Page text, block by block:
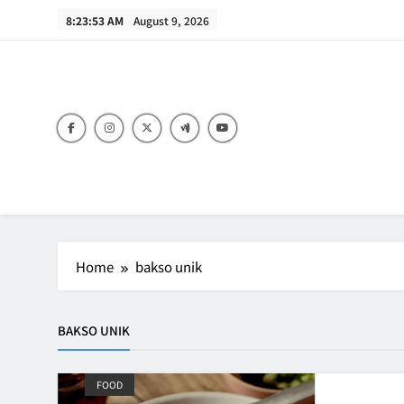
8:23:53 AM August 9, 2026
Home bakso unik
BAKSO UNIK
FOOD